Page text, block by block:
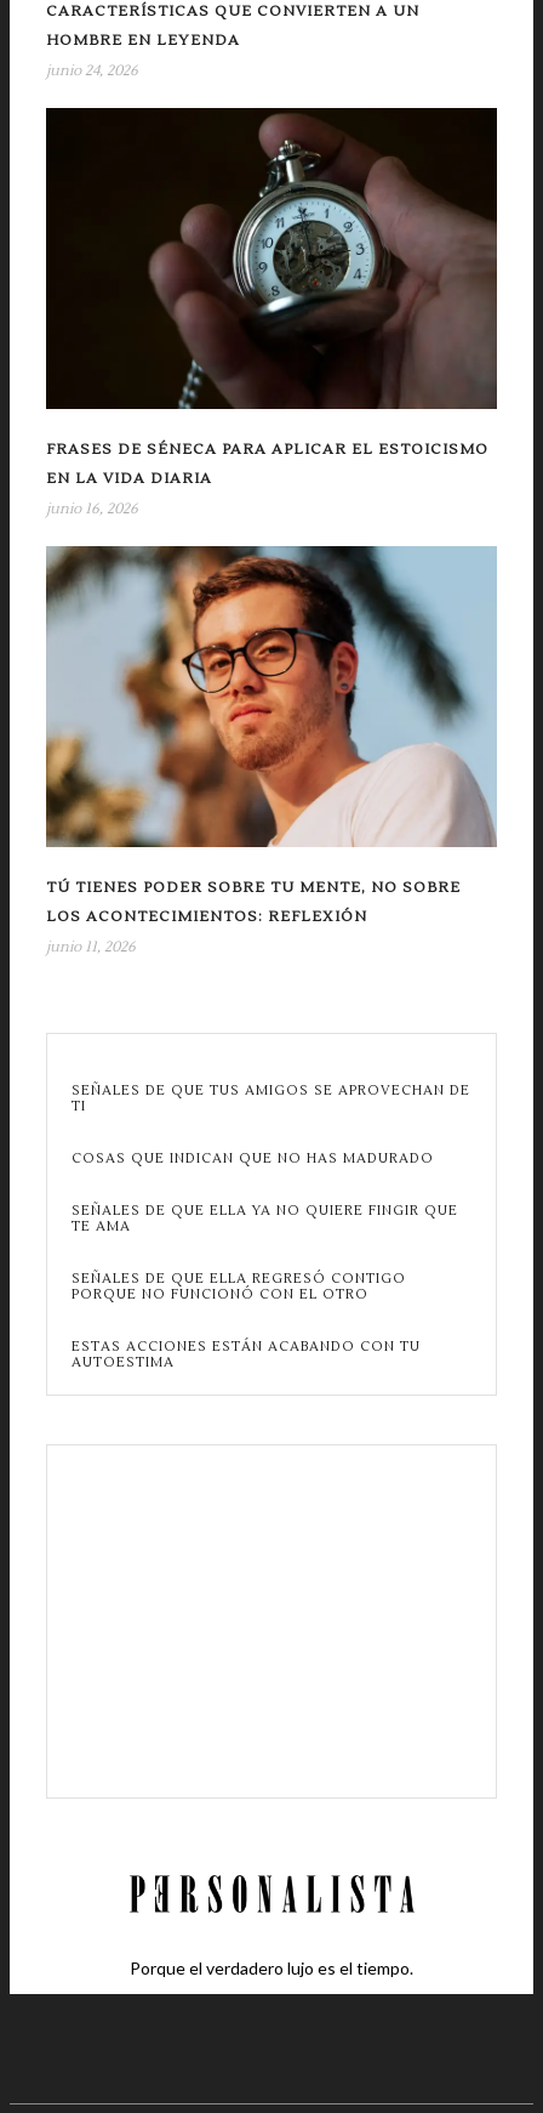
CARACTERÍSTICAS QUE CONVIERTEN A UN
HOMBRE EN LEYENDA
junio 24, 2026
FRASES DE SÉNECA PARA APLICAR EL ESTOICISMO
EN LA VIDA DIARIA
junio 16, 2026
TÚ TIENES PODER SOBRE TU MENTE, NO SOBRE
LOS ACONTECIMIENTOS: REFLEXIÓN
junio 11, 2026
SEÑALES DE QUE TUS AMIGOS SE APROVECHAN DE
TI
COSAS QUE INDICAN QUE NO HAS MADURADO
SEÑALES DE QUE ELLA YA NO QUIERE FINGIR QUE
TE AMA
SEÑALES DE QUE ELLA REGRESÓ CONTIGO
PORQUE NO FUNCIONÓ CON EL OTRO
ESTAS ACCIONES ESTÁN ACABANDO CON TU
AUTOESTIMA
Porque el verdadero lujo es el tiempo.